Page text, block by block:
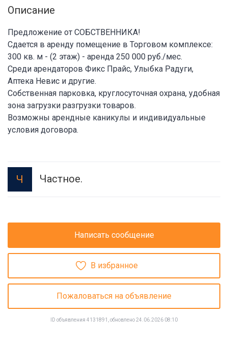
Описание
Предложение от СОБСТВЕННИКА!
Сдается в аренду помещение в Торговом комплексе:
300 кв. м - (2 этаж) - аренда 250 000 руб./мес.
Среди арендаторов Фикс Прайс, Улыбка Радуги,
Аптека Невис и другие.
Собственная парковка, круглосуточная охрана, удобная
зона загрузки разгрузки товаров.
Возможны арендные каникулы и индивидуальные
условия договора.
Ч Частное.
Написать сообщение
В избранное
Пожаловаться на объявление
ID объявления 4131891, обновлено 24.06.2026 08:10